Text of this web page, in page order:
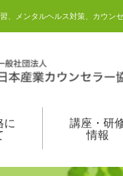
、メンタルヘルス対策、カウン
に 講座・研
情報